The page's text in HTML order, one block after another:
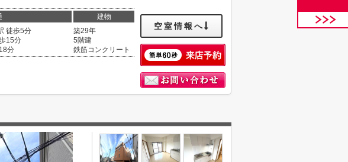
建物
徒歩5分
15分
分
築29年
5階建
鉄筋コンクリート
空室情報へ